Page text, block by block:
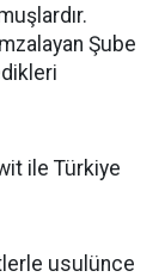
Şube
ile Türkiye
usulünce